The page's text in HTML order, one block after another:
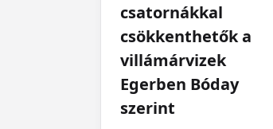
csatornákkal
csökkenthetők a
villámárvizek
Egerben Bóday
szerint